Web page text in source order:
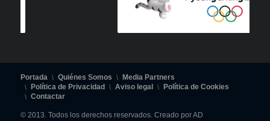
Portada Quiénes Somos
Media Partners
Política de Privacidad
Aviso legal
Política de Cookies
Contactar
© 2013. Todos los derechos reservados. Creado por AD